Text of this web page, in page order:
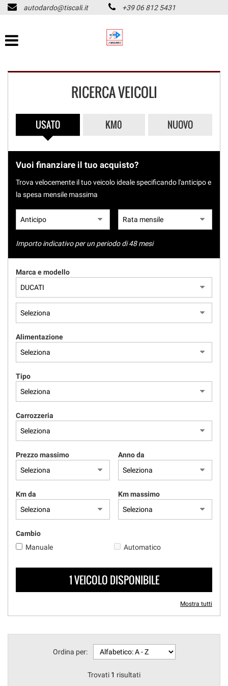
HOME
LISTA VEICOLI
CHI SIAMO
ACQUISTIAMO USATO
autodardo@tiscali.it +39 06 812 5431
RICERCA VEICOLI
USATO KM0 NUOVO
Vuoi finanziare il tuo acquisto?
Trova velocemente il tuo veicolo ideale specificando l'anticipo e
la spesa mensile massima
Importo indicativo per un periodo di 48 mesi
Marca e modello
Alimentazione
Tipo
Carrozzeria
Prezzo massimo Anno da
Km da Km massimo
Cambio
Manuale
Automatico
1 VEICOLO DISPONIBILE
Mostra tutti
Ordina per:
Trovati 1 risultati
preferenze
di
consente
le
tue
preferenze
di
consenso
tecnologie
tracciamento
che
offrire
e
svolgere
le
attività
di
seguito
descritte.
Per
maggiori
sull'utilità
di
questi
tracciamento
rimanda
cookie
policy.
rivedere